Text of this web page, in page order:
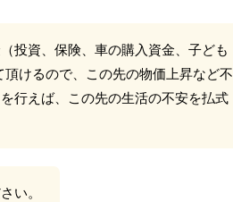
投資、保険、車の購入資金、子ども
けるので、この先の物価上昇など不
行えば、この先の生活の不安を払式
い。